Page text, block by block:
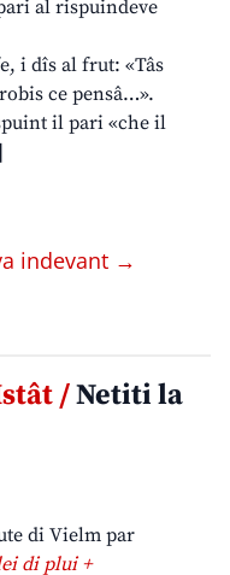
al rispuindeve
i dîs al frut: «Tâs
ce pensâ…».
il pari «che il
indevant →
/Netiti la
di Vielm par
di plui +